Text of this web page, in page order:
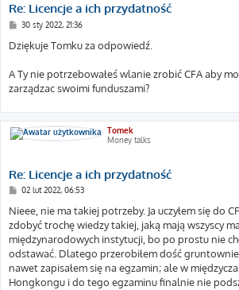
Re: Licencje a ich przydatność
P
s
t
30 sty 2022, 21:36
Dziękuje Tomku za odpowiedź.
A Ty nie potrzebowałeś wlanie zrobić CFA aby
zarządzac swoimi funduszami?
Tomek
Money talks
Re: Licencje a ich przydatność
P
s
02 lut 2022, 06:53
Nieee, nie ma takiej potrzeby. Ja uczyłem się do
zdobyć trochę wiedzy takiej, jaką mają wszyscy
międzynarodowych instytucji, bo po prostu nie
odstawać. Dlatego przerobiłem dość gruntownie
nawet zapisałem się na egzamin; ale w
Hongkongu i do tego egzaminu finalnie nie